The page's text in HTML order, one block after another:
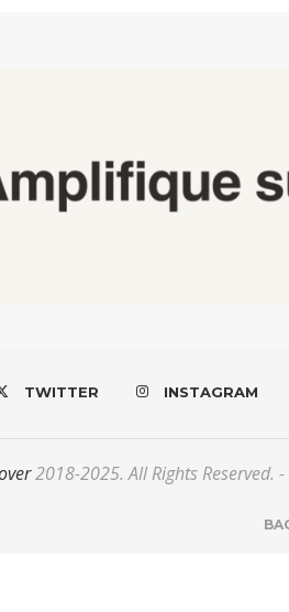
TWITTER INSTAGRAM
2018-2025. All Rights Reserved. -